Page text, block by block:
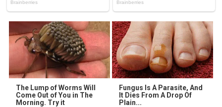
The Lump of Worms Will
Come Out of You in The
Morning. Try it
Fungus Is A Parasite, And
It Dies From A Drop Of
Plain...